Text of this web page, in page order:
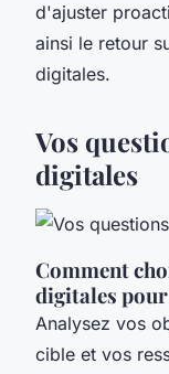
d'ajuster
ainsi le retour
digitales.
Vos
digitales
Comment
digitales
Analysez vos
cible et vos